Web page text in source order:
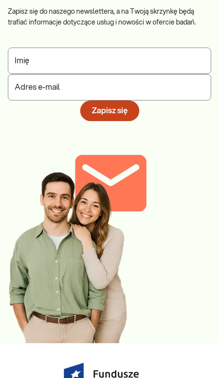
Zapisz się do naszego newslettera, a na Twoją skrzynkę będą
trafiać informacje dotyczące usług i nowości w ofercie badań.
Imię
Adres e-mail
Zapisz się